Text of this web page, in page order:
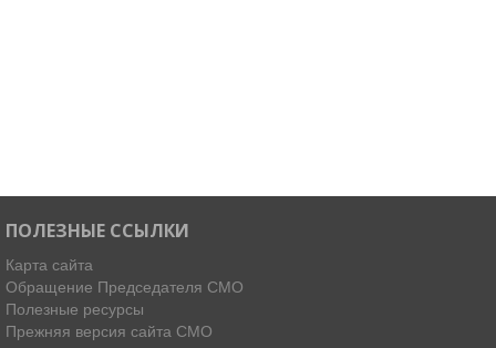
ПОЛЕЗНЫЕ ССЫЛКИ
Карта сайта
Обращение Председателя СМО
Полезные ресурсы
Прежняя версия сайта СМО